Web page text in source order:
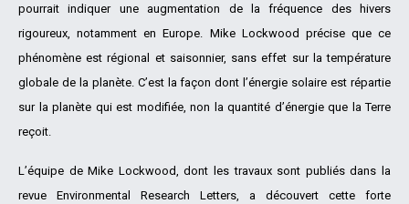
pourrait indiquer une augmentation de la fréquence des hivers
rigoureux, notamment en Europe. Mike Lockwood précise que ce
phénomène est régional et saisonnier, sans effet sur la température
globale de la planète. C’est la façon dont l’énergie solaire est répartie
sur la planète qui est modifiée, non la quantité d’énergie que la Terre
reçoit.
L’équipe de Mike Lockwood, dont les travaux sont publiés dans la
revue Environmental Research Letters, a découvert cette forte